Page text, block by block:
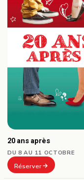
20 ans après
DU 8 AU 11 OCTOBRE
Réserver